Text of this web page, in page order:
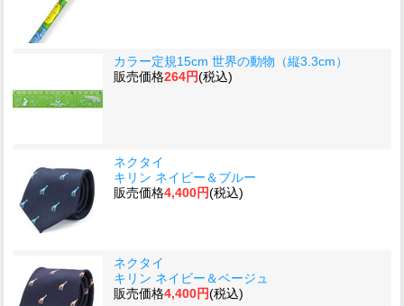
カラー定規15cm 世界の動物（縦3.3cm）
販売価格264円(税込)
ネクタイ
キリン ネイビー＆ブルー
販売価格4,400円(税込)
ネクタイ
キリン ネイビー＆ベージュ
販売価格4,400円(税込)